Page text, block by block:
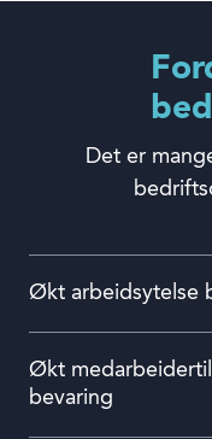
Det er
Økt arbeidsytelse
Økt
bevaring